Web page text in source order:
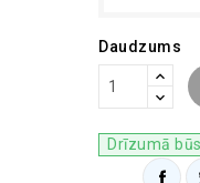
Daudzums
Drīzumā